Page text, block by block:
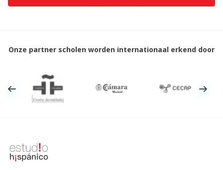
Onze partner scholen worden internationaal erkend door